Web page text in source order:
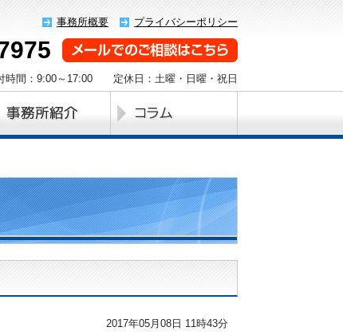
事務所概要 プライバシーポリシー
時間：9:00～17:00 定休日：土曜・日曜・祝日
2017年05月08日 11時43分